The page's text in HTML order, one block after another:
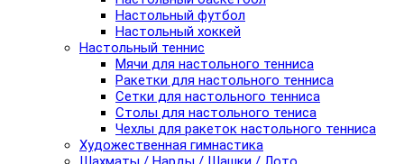
Настольный футбол
Настольный хоккей
Настольный теннис
Мячи для настольного тенниса
Ракетки для настольного тенниса
Сетки для настольного тенниса
Столы для настольного тениса
Чехлы для ракеток настольного тенниса
Художественная гимнастика